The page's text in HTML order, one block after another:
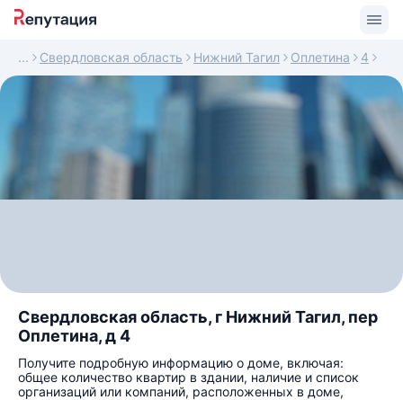
Свердловская область Нижний Тагил Оплетина 4
Свердловская область, г Нижний Тагил, пер
Оплетина, д 4
Получите подробную информацию о доме, включая:
общее количество квартир в здании, наличие и список
организаций или компаний, расположенных в доме,